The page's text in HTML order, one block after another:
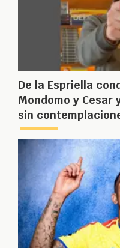
De la Espriella
Mondomo y
sin